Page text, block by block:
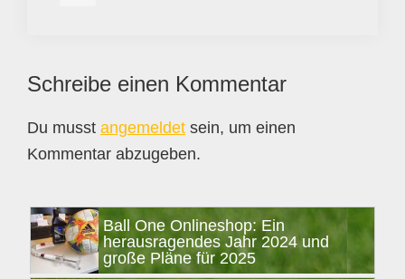
Leser-
Interaktionen
Schreibe einen Kommentar
Du musst angemeldet sein, um einen
Kommentar abzugeben.
SeitenspalteBall One Onlineshop: Ein
herausragendes Jahr 2024 und
große Pläne für 2025